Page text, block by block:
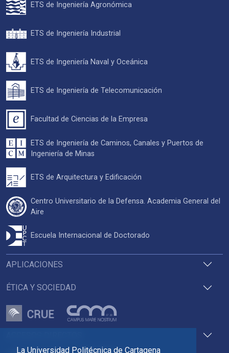
La Universidad Politécnica de Cartagena
APLICACIONES
ÉTICA Y SOCIEDAD
ETS de Ingeniería Agronómica
ETS de Ingeniería Industrial
ETS de Ingeniería Naval y Oceánica
ETS de Ingeniería de Telecomunicación
Facultad de Ciencias de la Empresa
ETS de Ingeniería de Caminos, Canales y Puertos de
Ingeniería de Minas
ETS de Arquitectura y Edificación
Centro Universitario de la Defensa. Academia General del
Aire
Escuela Internacional de Doctorado